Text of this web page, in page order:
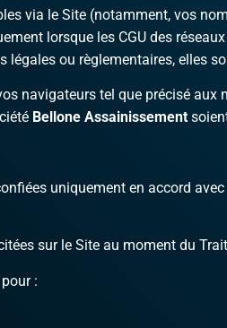
via le Site (notamment, vos
lorsque les CGU des
ou règlementaires, elles
navigateurs tel que précisé
Bellone Assainissement
uniquement en accord
sur le Site au moment du
: